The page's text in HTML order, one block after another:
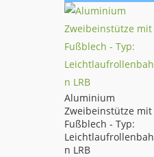
Aluminium
Zweibeinstütze mit
Fußblech - Typ:
Leichtlaufrollenbah
n LRB